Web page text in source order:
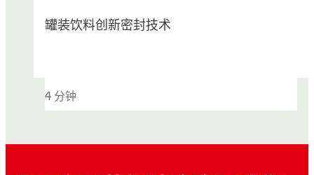
罐装饮料创新密封技术
4 分钟